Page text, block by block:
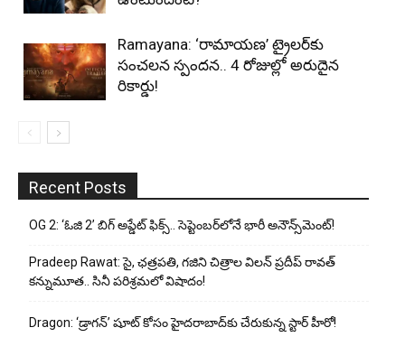
Ramayana: ‘రామాయణ’ ట్రైలర్‌కు
సంచలన స్పందన.. 4 రోజుల్లో అరుదైన
రికార్డు!
Recent Posts
OG 2: ‘ఓజి 2’ బిగ్ అప్డేట్ ఫిక్స్.. సెప్టెంబర్‌లోనే భారీ అనౌన్స్‌మెంట్!
Pradeep Rawat: సై, ఛత్రపతి, గజిని చిత్రాల విలన్ ప్రదీప్ రావత్
కన్నుమూత.. సినీ పరిశ్రమలో విషాదం!
Dragon: ‘డ్రాగన్’ షూట్ కోసం హైదరాబాద్‌కు చేరుకున్న స్టార్ హీరో!